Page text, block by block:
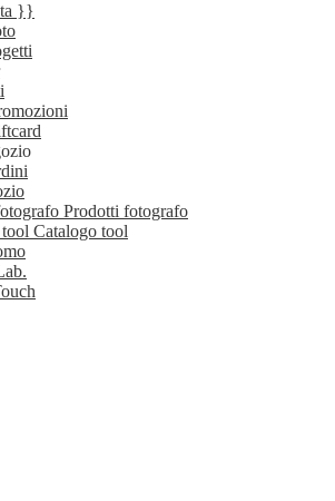
}}
Prodotti fotografo
Catalogo tool